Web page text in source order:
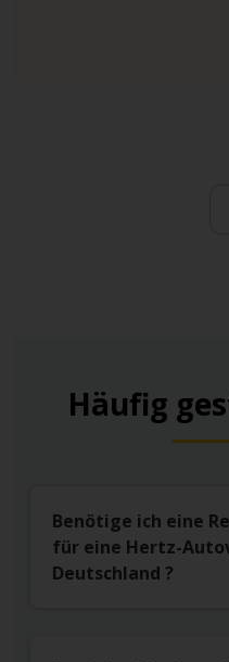
Häufig
Benötige ich eine
für eine Hertz-
Deutschland ?